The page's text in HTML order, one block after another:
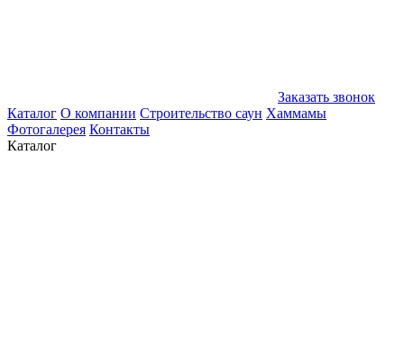
Заказать звонок
Каталог О компании Строительство саун Хаммамы
Фотогалерея Контакты
Каталог